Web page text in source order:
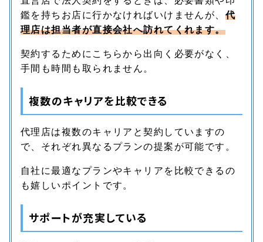
鑑を持ちお店に行かなければいけませんが、代
理店は担当者が直接会社へ訪れてくれます。
契約するためにこちらから出向く必要がなく、
手間も時間も取られません。
複数のキャリアを比較できる
代理店は複数のキャリアと契約していますの
で、それぞれ異なるプランの提案が可能です。
自社に最適なプランやキャリアを比較できるの
も嬉しいポイントです。
サポートが充実している